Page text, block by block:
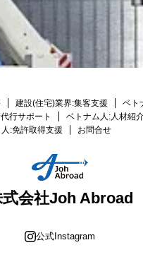
建設(住宅)業界:集客支援
ベト
行サポート ベトナム人:人材紹
人:免許取得支援
お問合せ
会社Joh Abroad
公式Instagram